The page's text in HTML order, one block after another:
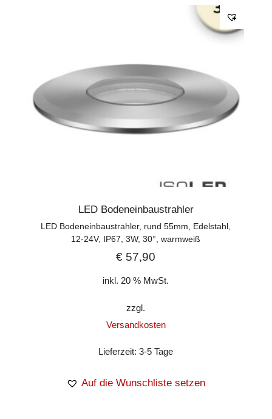
LED Bodeneinbaustrahler
LED Bodeneinbaustrahler, rund 55mm, Edelstahl,
12-24V, IP67, 3W, 30°, warmweiß
€ 57,90
inkl. 20 % MwSt.
zzgl.
Versandkosten
Lieferzeit:3-5 Tage
Auf die Wunschliste setzen